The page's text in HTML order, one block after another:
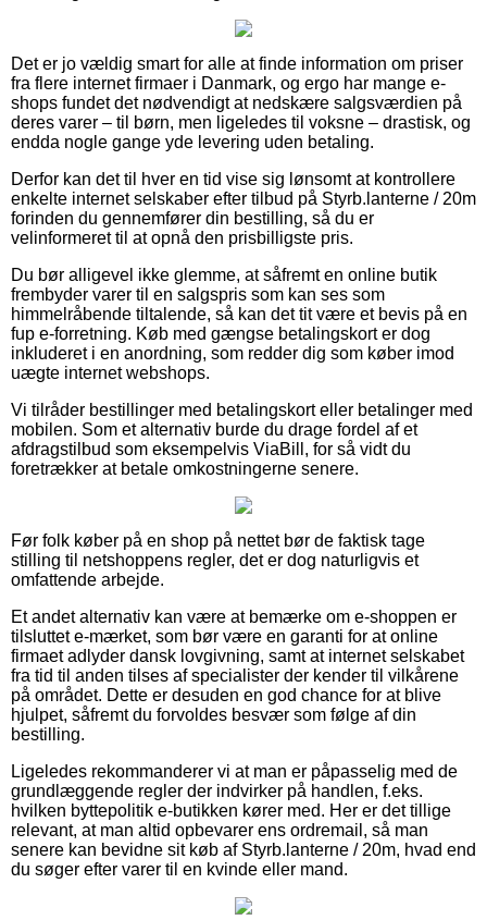
Det er jo vældig smart for alle at finde information om priser
fra flere internet firmaer i Danmark, og ergo har mange e-
shops fundet det nødvendigt at nedskære salgsværdien på
deres varer – til børn, men ligeledes til voksne – drastisk, og
endda nogle gange yde levering uden betaling.
Derfor kan det til hver en tid vise sig lønsomt at kontrollere
enkelte internet selskaber efter tilbud på Styrb.lanterne / 20m
forinden du gennemfører din bestilling, så du er
velinformeret til at opnå den prisbilligste pris.
Du bør alligevel ikke glemme, at såfremt en online butik
frembyder varer til en salgspris som kan ses som
himmelråbende tiltalende, så kan det tit være et bevis på en
fup e-forretning. Køb med gængse betalingskort er dog
inkluderet i en anordning, som redder dig som køber imod
uægte internet webshops.
Vi tilråder bestillinger med betalingskort eller betalinger med
mobilen. Som et alternativ burde du drage fordel af et
afdragstilbud som eksempelvis ViaBill, for så vidt du
foretrækker at betale omkostningerne senere.
Før folk køber på en shop på nettet bør de faktisk tage
stilling til netshoppens regler, det er dog naturligvis et
omfattende arbejde.
Et andet alternativ kan være at bemærke om e-shoppen er
tilsluttet e-mærket, som bør være en garanti for at online
firmaet adlyder dansk lovgivning, samt at internet selskabet
fra tid til anden tilses af specialister der kender til vilkårene
på området. Dette er desuden en god chance for at blive
hjulpet, såfremt du forvoldes besvær som følge af din
bestilling.
Ligeledes rekommanderer vi at man er påpasselig med de
grundlæggende regler der indvirker på handlen, f.eks.
hvilken byttepolitik e-butikken kører med. Her er det tillige
relevant, at man altid opbevarer ens ordremail, så man
senere kan bevidne sit køb af Styrb.lanterne / 20m, hvad end
du søger efter varer til en kvinde eller mand.